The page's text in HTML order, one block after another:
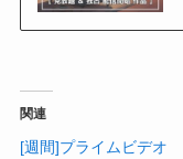
関連
[週間]プライムビデオ